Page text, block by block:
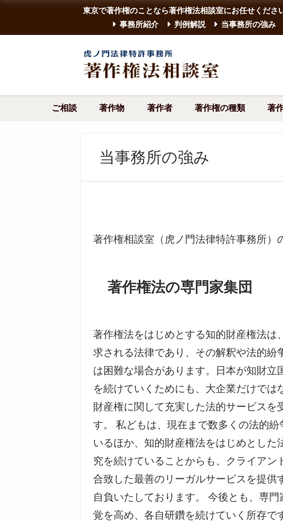
東京で著作権のことなら著作権法相談室にお任せくださ
事務所紹介
判例解説 当事務所の強み
ご相談 著作物 著作者 著作権の種類 著
当事務所の強み
著作権相談室（虎ノ門法律特許事務所）
著作権法の専門家集団
著作権法をはじめとする知的財産権法は
求される法律であり、その解釈や法的紛
は困難な場合があります。日本が知財立
を続けていくためにも、大企業だけでは
財産権に関して充実した法的サービスを
す。 私どもは、現在まで数多くの法的紛
いるほか、知的財産権法をはじめとした
究を続けていることからも、クライアン
合致した最善のリーガルサービスを提供
自負いたしております。 今後とも、専門
覚を高め、各自研鑽を続けていく所存で